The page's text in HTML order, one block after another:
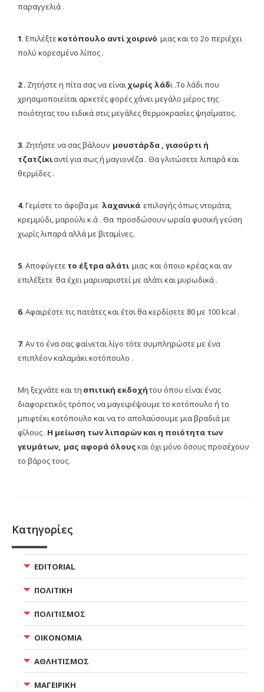
παραγγελιά .
1. Επιλέξτε κοτόπουλο αντί χοιρινό μιας και το 2ο περιέχει
πολύ κορεσμένο λίπος .
2 . Ζητήστε η πίτα σας να είναιχωρίς λάδι .Το λάδι που
χρησιμοποιείται αρκετές φορές χάνει μεγάλο μέρος της
ποιότητας του ειδικά στις μεγάλες θερμοκρασίες ψησίματος.
3. Ζητήστε να σας βάλουν μουστάρδα , γιαούρτι ή
τζατζίκιαντί για σως ή μαγιονέζα . Θα γλιτώσετε λιπαρά και
θερμίδες .
4.Γεμίστε το άφοβα με λαχανικά επιλογής όπως ντομάτα,
κρεμμύδι, μαρούλι κ.ά . Θα προσδώσουν ωραία φυσική γεύση
χωρίς λιπαρά αλλά με βιταμίνες.
5. Αποφύγετε το έξτρα αλάτι μιας και όποιο κρέας και αν
επιλέξετε θα έχει μαριναριστεί με αλάτι και μυρωδικά .
6. Αφαιρέστε τις πατάτες και έτσι θα κερδίσετε 80 με 100 kcal .
7. Αν το ένα σας φαίνεται λίγο τότε συμπληρώστε με ένα
επιπλέον καλαμάκι κοτόπουλο .
Μη ξεχνάτε και τη σπιτική εκδοχήτου όπου είναι ένας
διαφορετικός τρόπος να μαγειρέψουμε το κοτόπουλο ή το
μπιφτέκι κοτόπουλο και να το απολαύσουμε μια βραδιά με
φίλους . Η μείωση των λιπαρών και η ποιότητα των
γευμάτων, μας αφορά όλουςκαι όχι μόνο όσους προσέχουν
το βάρος τους.
Κατηγορίες
EDITORIAL
ΠΟΛΙΤΙΚΗ
ΠΟΛΙΤΙΣΜΟΣ
ΟΙΚΟΝΟΜΙΑ
ΑΘΛΗΤΙΣΜΟΣ
ΜΑΓΕΙΡΙΚΗ